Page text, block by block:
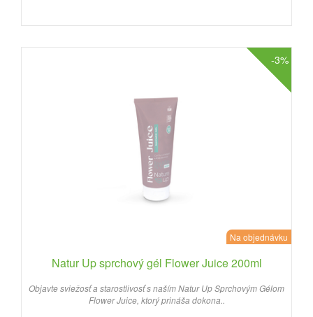
-3%
Na objednávku
Natur Up sprchový gél Flower Juice 200ml
Objavte sviežosť a starostlivosť s naším Natur Up Sprchovým Gélom
Flower Juice, ktorý prináša dokona..